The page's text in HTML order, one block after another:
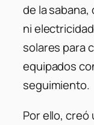
de la
ni
solares para
equipados
seguimiento.
Por ello, creó